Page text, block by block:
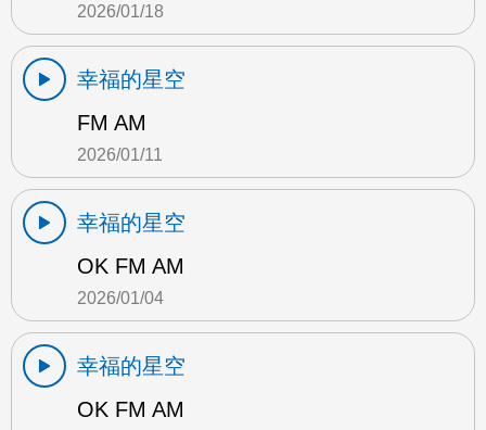
2026/01/18
幸福的星空
FM AM
2026/01/11
幸福的星空
OK FM AM
2026/01/04
幸福的星空
OK FM AM